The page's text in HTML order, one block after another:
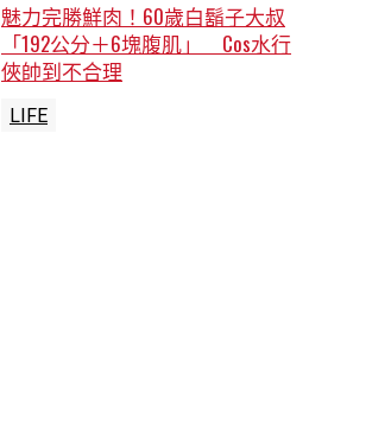
魅力完勝鮮肉！60歲白鬍子大叔
「192公分＋6塊腹肌」 Cos水行
俠帥到不合理
LIFE